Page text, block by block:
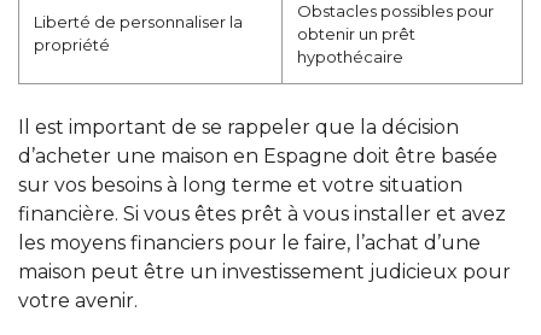
Liberté de personnaliser la
propriété
Obstacles possibles pour
obtenir un prêt
hypothécaire
Il est important de se rappeler que la décision
d’acheter une maison en Espagne doit être basée
sur vos besoins à long terme et votre situation
financière. Si vous êtes prêt à vous installer et avez
les moyens financiers pour le faire, l’achat d’une
maison peut être un investissement judicieux pour
votre avenir.